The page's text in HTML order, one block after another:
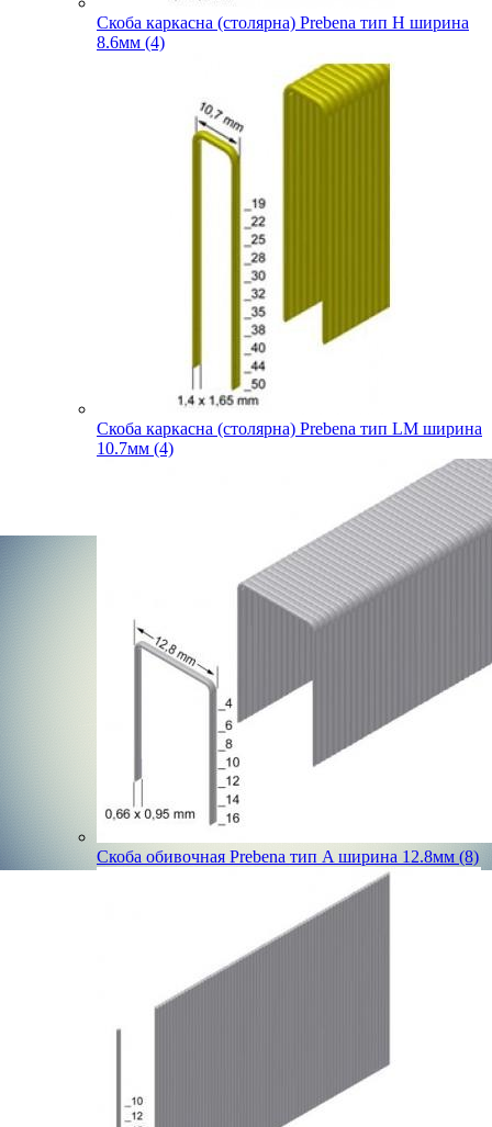
Скоба каркасна (столярна) Prebena тип H ширина
8.6мм (4)
Скоба каркасна (столярна) Prebena тип LM ширина
10.7мм (4)
Скоба обивочная Prebena тип A ширина 12.8мм (8)